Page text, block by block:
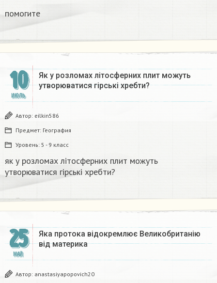
помогите
10
ИЮЛЬ
Як у розломах літосферних плит можуть
утворюватися гірські хребти?​
Автор: eilkin586
Предмет: География
Уровень: 5 - 9 класс
як у розломах літосферних плит можуть
утворюватися гірські хребти?​
25
МАЙ
Яка протока відокремлює Великобританію
від материка​
Автор: anastasiyapopovich20